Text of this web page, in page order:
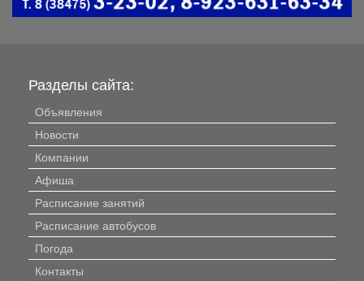
Разделы сайта:
Объявления
Новости
Компании
Афиша
Расписание занятий
Расписание автобусов
Погода
Контакты